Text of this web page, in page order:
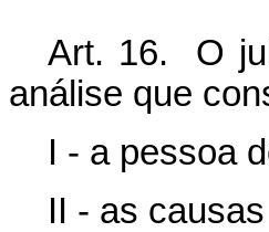
Art. 16. O
análise que
I - a pessoa
II - as